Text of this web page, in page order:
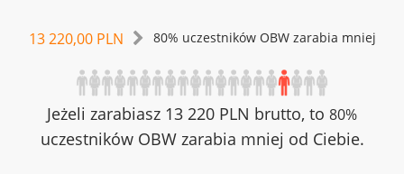
13 220,00 PLN 80% uczestników OBW zarabia mniej
Jeżeli zarabiasz 13 220 PLN brutto, to 80%
uczestników OBW zarabia mniej od Ciebie.